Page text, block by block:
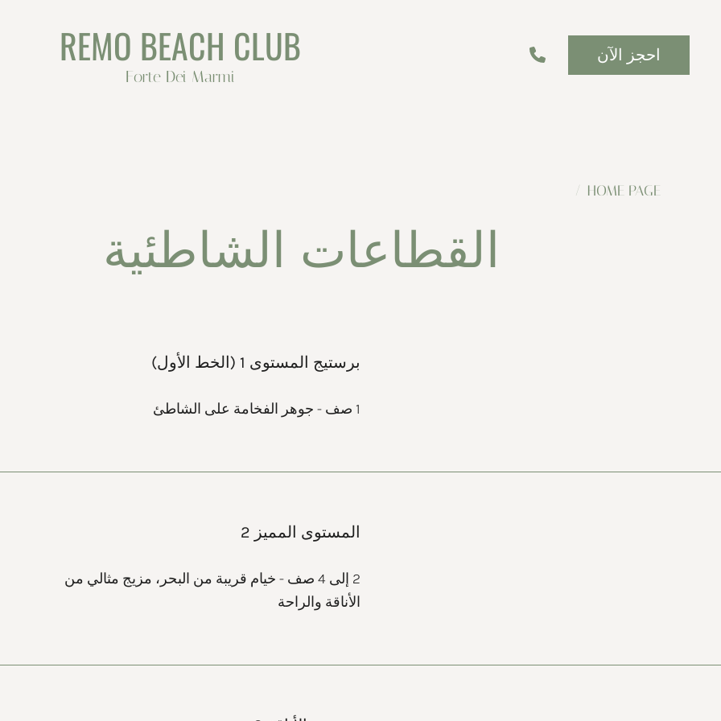
REMO BEACH CLUB
Forte Dei Marmi
احجز الآن
HOME PAGE
القطاعات الشاطئية
برستيج المستوى 1 (الخط الأول)
1 صف - جوهر الفخامة على الشاطئ
المستوى المميز 2
2 إلى 4 صف - خيام قريبة من البحر، مزيج مثالي من
الأناقة والراحة